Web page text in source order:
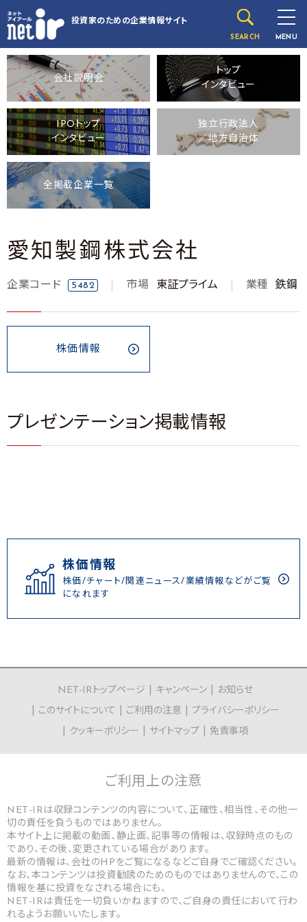
投資家のための企業情報サイト
SEARCH MENU
会社説明会
トップ
インタビュー
IPOトップ
インタビュー
独立行政法人
／地方自治体
全掲載企業一覧
愛知製鋼株式会社
企業コード 5482 市場 東証プライム 業種 鉄鋼
株価情報
プレゼンテーション掲載情報
株価情報
株価/チャート/関連ニュース/業績情報などがご覧
になれます
NET-IRトップページ キャンペーン
お知らせ
このサイトについて
ご利用の注意
プライバシーポリシー
クッキーポリシー
サイトマップ 免責事項
ご利用上の注意
NET-IRは収録コンテンツの内容について、正確性、相当性、その他一
切の責任を負うものではありません。
本サイト上に掲載の動画、静止画、記事等の情報は、収録時点のもの
であり、その後、変更されている場合があります。
最新の情報は、会社のHPをご覧になるなどご自身でご確認ください。
なお、本コンテンツは投資勧誘のためのものではありませんので、この
情報を基に投資をなされる場合にも、
NET-IRは責任を一切負いかねますので、ご自身の責任において行わ
れるようお願いいたします。